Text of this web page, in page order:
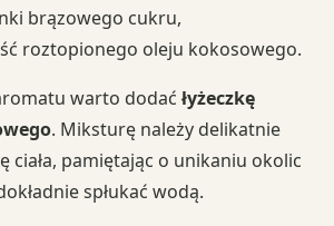
brązowego cukru,
roztopionego oleju kokosowego.
warto dodać łyżeczkę
. Miksturę należy delikatnie
ciała, pamiętając o unikaniu okolic
spłukać wodą.